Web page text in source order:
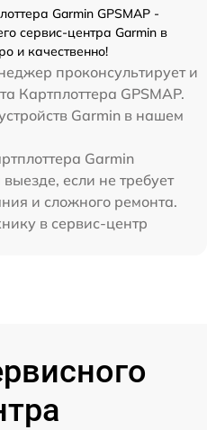
Garmin GPSMAP -
сервис-центра Garmin в
и качественно!
проконсультирует и
Картплоттера GPSMAP.
Garmin в нашем
Garmin
если не требует
и сложного ремонта.
в сервис-центр